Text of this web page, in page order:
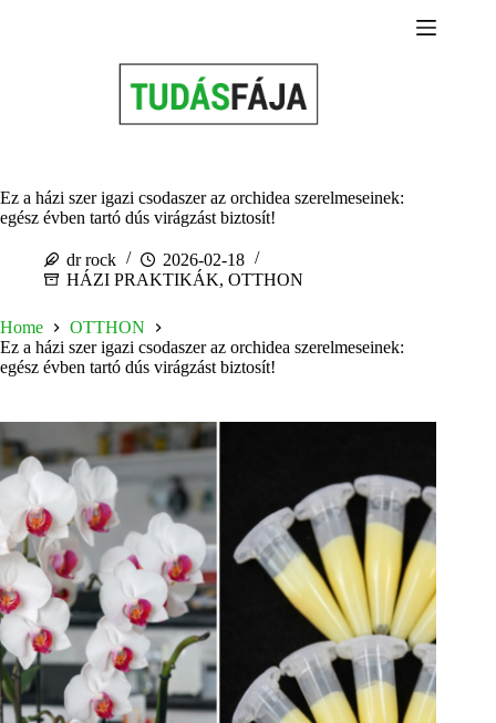
Ez a házi szer igazi csodaszer az orchidea szerelmeseinek:
egész évben tartó dús virágzást biztosít!
dr rock
2026-02-18
HÁZI PRAKTIKÁK, OTTHON
Home
OTTHON
Ez a házi szer igazi csodaszer az orchidea szerelmeseinek:
egész évben tartó dús virágzást biztosít!